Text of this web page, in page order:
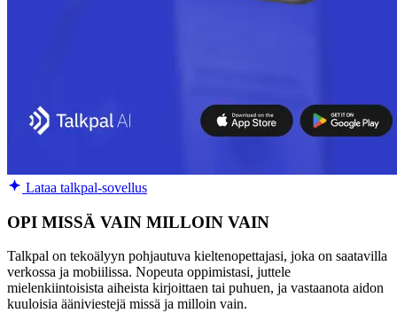
Lataa talkpal-sovellus
OPI MISSÄ VAIN MILLOIN VAIN
Talkpal on tekoälyyn pohjautuva kieltenopettajasi, joka on saatavilla
verkossa ja mobiilissa. Nopeuta oppimistasi, juttele
mielenkiintoisista aiheista kirjoittaen tai puhuen, ja vastaanota aidon
kuuloisia ääniviestejä missä ja milloin vain.